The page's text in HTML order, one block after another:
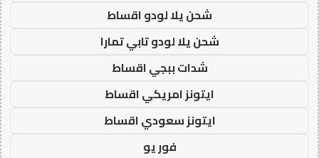
شحن يلا لودو اقساط
شحن يلا لودو تابي تمارا
شدات ببجي اقساط
ايتونز امريكي اقساط
ايتونز سعودي اقساط
فور يو